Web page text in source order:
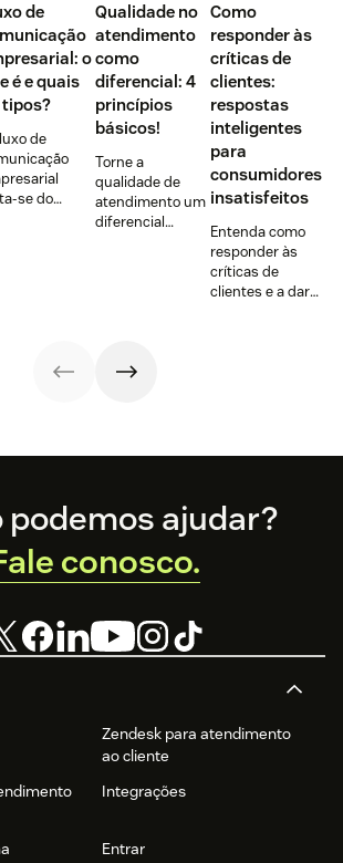
de
o
é e quais
tipos?
de
se do
Qualidade no
atendimento
como
diferencial: 4
princípios
básicos!
Torne a
qualidade de
atendimento um
diferencial
SCOT.
Como
responder às
críticas de
clientes:
respostas
inteligentes
para
consumidores
insatisfeitos
Entenda como
responder às
críticas de
clientes e a dar
Zendesk para atendimento
ao cliente
Integrações
Entrar
podemos ajudar?
conosco.